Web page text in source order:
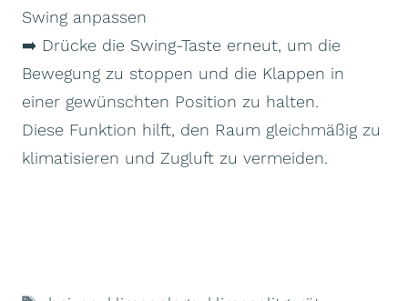
Swing anpassen
➡️ Drücke die Swing-Taste erneut, um die
Bewegung zu stoppen und die Klappen in
einer gewünschten Position zu halten.
Diese Funktion hilft, den Raum gleichmäßig zu
klimatisieren und Zugluft zu vermeiden.